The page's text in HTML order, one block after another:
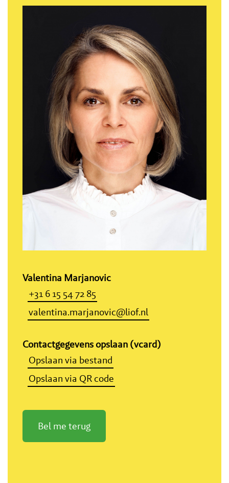
Valentina Marjanovic
+31 6 15 54 72 85
valentina.marjanovic@liof.nl
Contactgegevens opslaan (vcard)
Opslaan via bestand
Opslaan via QR code
Bel me terug